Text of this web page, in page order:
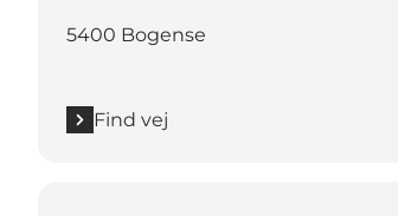
5400 Bogense
Find vej